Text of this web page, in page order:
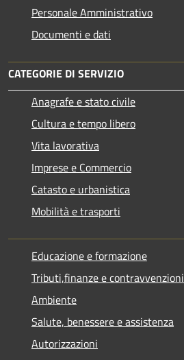
Personale Amministrativo
Documenti e dati
CATEGORIE DI SERVIZIO
Anagrafe e stato civile
Cultura e tempo libero
Vita lavorativa
Imprese e Commercio
Catasto e urbanistica
Mobilità e trasporti
Educazione e formazione
Tributi,finanze e contravvenzioni
Ambiente
Salute, benessere e assistenza
Autorizzazioni